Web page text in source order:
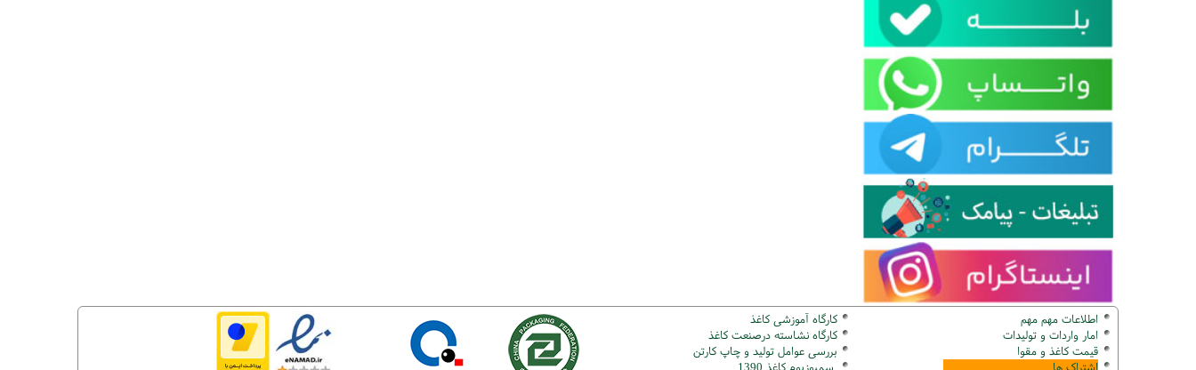
اطلاعات مهم مهم
امار واردات و تولیدات
قیمت کاغذ و مقوا
کارگاه آموزشی کاغذ
کارگاه نشاسته درصنعت کاغذ
بررسی عوامل تولید و چاپ کارتن